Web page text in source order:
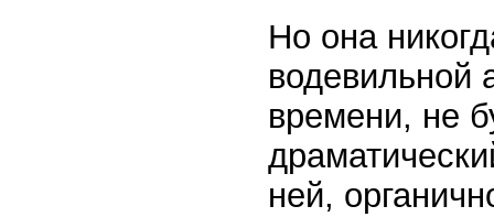
Но она
водевильной
времени, не
ней,